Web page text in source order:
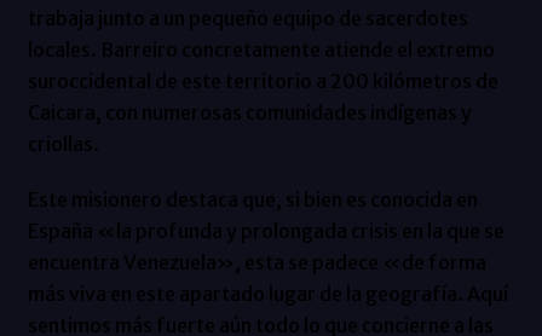
trabaja junto a un pequeño equipo de sacerdotes
locales. Barreiro concretamente atiende el extremo
suroccidental de este territorio a 200 kilómetros de
Caicara, con numerosas comunidades indígenas y
criollas.
Este misionero destaca que, si bien es conocida en
España «la profunda y prolongada crisis en la que se
encuentra Venezuela», esta se padece «de forma
más viva en este apartado lugar de la geografía. Aquí
sentimos más fuerte aún todo lo que concierne a las